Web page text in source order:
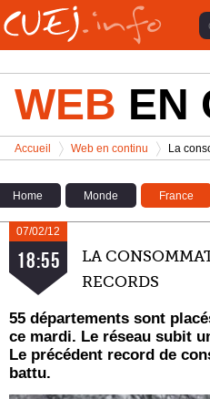
WEB EN
Vous êtes ici
Accueil
>
Web en continu
>
La
Home Monde France
07/02/12
18:55
LA
RECORDS
55 départements sont
ce mardi. Le réseau subit
Le précédent record de
battu.